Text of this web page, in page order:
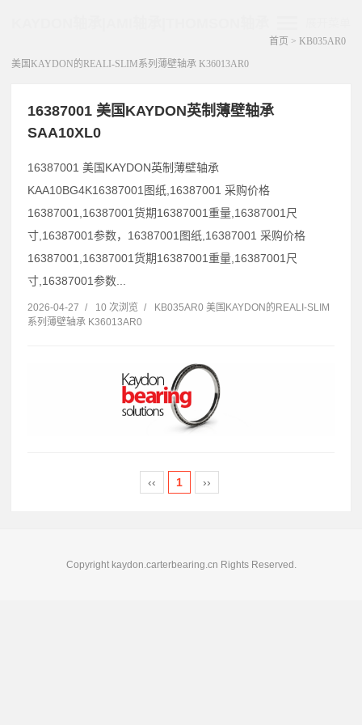
首页 > KB035AR0
美国KAYDON的REALI-SLIM系列薄壁轴承 K36013AR0
16387001 美国KAYDON英制薄壁轴承
SAA10XL0
16387001 美国KAYDON英制薄壁轴承
KAA10BG4K16387001图纸,16387001 采购价格
16387001,16387001货期16387001重量,16387001尺
寸,16387001参数，16387001图纸,16387001 采购价格
16387001,16387001货期16387001重量,16387001尺
寸,16387001参数...
2026-04-27 / 10 次浏览 /
KB035AR0 美国KAYDON的REALI-SLIM
系列薄壁轴承 K36013AR0
‹‹ 1 ››
Copyright kaydon.carterbearing.cn Rights Reserved.